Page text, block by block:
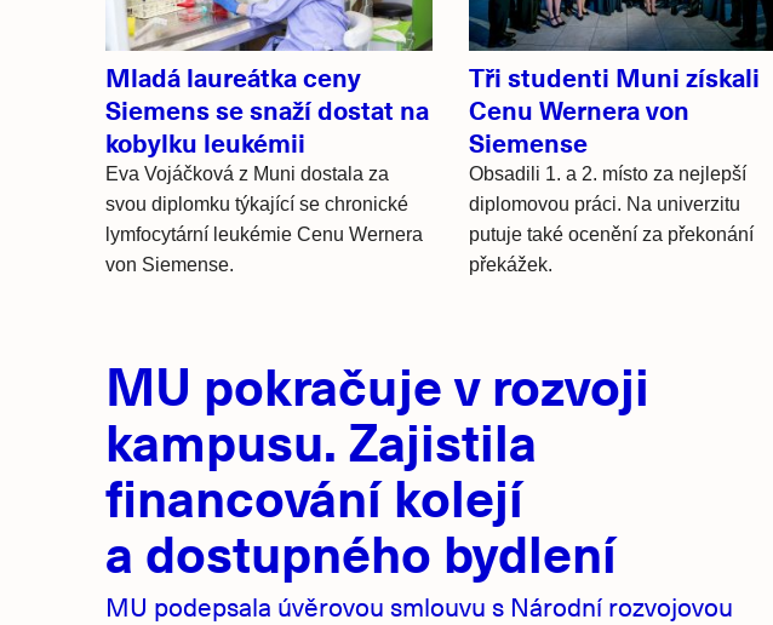
Mladá laureátka ceny
Siemens se snaží dostat na
kobylku leukémii
Eva Vojáčková z Muni dostala za
svou diplomku týkající se chronické
lymfocytární leukémie Cenu Wernera
von Siemense.
Tři studenti Muni získali
Cenu Wernera von
Siemense
Obsadili 1. a 2. místo za nejlepší
diplomovou práci. Na univerzitu
putuje také ocenění za překonání
překážek.
novinky
MU pokračuje v rozvoji
kampusu. Zajistila
financování kolejí
a dostupného bydlení
MU podepsala úvěrovou smlouvu s Národní rozvojovou